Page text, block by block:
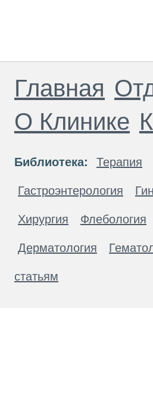
Главная
О Клинике
Библиотека: Терапия
Гастроэнтерология
Хирургия Флебология
Дерматология
статьям